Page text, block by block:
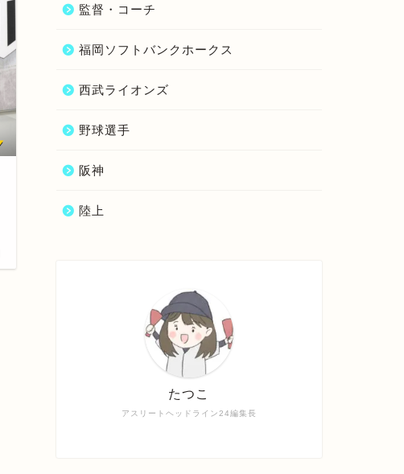
監督・コーチ
福岡ソフトバンクホークス
西武ライオンズ
野球選手
阪神
陸上
アスリートヘッドライン24編集長
たつこ